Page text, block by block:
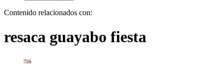
Contenido relacionados con:
resaca guayabo fiesta